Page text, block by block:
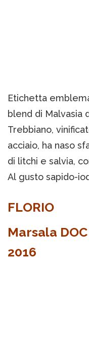
Etichetta
blend di Malvasia
Trebbiano,
acciaio, ha naso
di litchi e salvia,
Al gusto sapido-
FLORIO
Marsala
2016